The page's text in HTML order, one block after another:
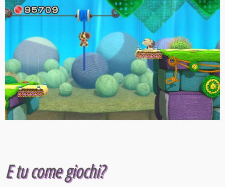
E tu come giochi?